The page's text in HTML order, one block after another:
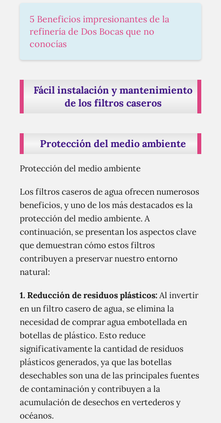
5 Beneficios impresionantes de la
refinería de Dos Bocas que no
conocías
Fácil instalación y mantenimiento
de los filtros caseros
Protección del medio ambiente
Protección del medio ambiente
Los filtros caseros de agua ofrecen numerosos
beneficios, y uno de los más destacados es la
protección del medio ambiente. A
continuación, se presentan los aspectos clave
que demuestran cómo estos filtros
contribuyen a preservar nuestro entorno
natural:
1. Reducción de residuos plásticos:Al invertir
en un filtro casero de agua, se elimina la
necesidad de comprar agua embotellada en
botellas de plástico. Esto reduce
significativamente la cantidad de residuos
plásticos generados, ya que las botellas
desechables son una de las principales fuentes
de contaminación y contribuyen a la
acumulación de desechos en vertederos y
océanos.